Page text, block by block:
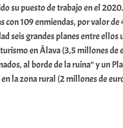
su puesto de trabajo en el
con 109 enmiendas, por valor
seis grandes planes entre ellos
en Álava (3,5 millones de
al borde de la ruina” y un
la zona rural (2 millones de